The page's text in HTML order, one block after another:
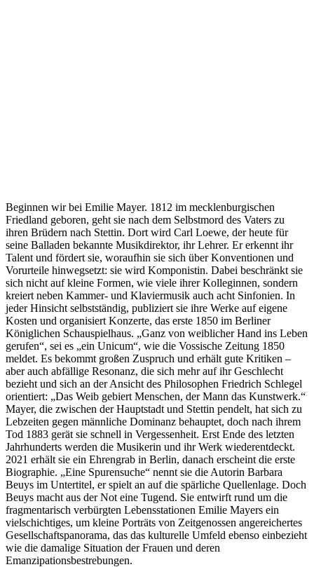
Beginnen wir bei Emilie Mayer. 1812 im mecklenburgischen
Friedland geboren, geht sie nach dem Selbstmord des Vaters zu
ihren Brüdern nach Stettin. Dort wird Carl Loewe, der heute für
seine Balladen bekannte Musikdirektor, ihr Lehrer. Er erkennt ihr
Talent und fördert sie, woraufhin sie sich über Konventionen und
Vorurteile hinwegsetzt: sie wird Komponistin. Dabei beschränkt sie
sich nicht auf kleine Formen, wie viele ihrer Kolleginnen, sondern
kreiert neben Kammer- und Klaviermusik auch acht Sinfonien. In
jeder Hinsicht selbstständig, publiziert sie ihre Werke auf eigene
Kosten und organisiert Konzerte, das erste 1850 im Berliner
Königlichen Schauspielhaus. „Ganz von weiblicher Hand ins Leben
gerufen“, sei es „ein Unicum“, wie die Vossische Zeitung 1850
meldet. Es bekommt großen Zuspruch und erhält gute Kritiken –
aber auch abfällige Resonanz, die sich mehr auf ihr Geschlecht
bezieht und sich an der Ansicht des Philosophen Friedrich Schlegel
orientiert: „Das Weib gebiert Menschen, der Mann das Kunstwerk.“
Mayer, die zwischen der Hauptstadt und Stettin pendelt, hat sich zu
Lebzeiten gegen männliche Dominanz behauptet, doch nach ihrem
Tod 1883 gerät sie schnell in Vergessenheit. Erst Ende des letzten
Jahrhunderts werden die Musikerin und ihr Werk wiederentdeckt.
2021 erhält sie ein Ehrengrab in Berlin, danach erscheint die erste
Biographie. „Eine Spurensuche“ nennt sie die Autorin Barbara
Beuys im Untertitel, er spielt an auf die spärliche Quellenlage. Doch
Beuys macht aus der Not eine Tugend. Sie entwirft rund um die
fragmentarisch verbürgten Lebensstationen Emilie Mayers ein
vielschichtiges, um kleine Porträts von Zeitgenossen angereichertes
Gesellschaftspanorama, das das kulturelle Umfeld ebenso einbezieht
wie die damalige Situation der Frauen und deren
Emanzipationsbestrebungen.